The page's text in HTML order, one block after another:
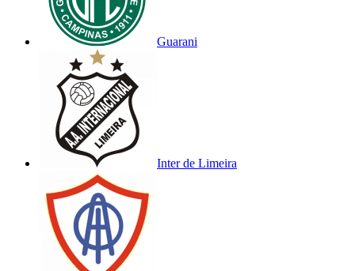
Guarani
Inter de Limeira